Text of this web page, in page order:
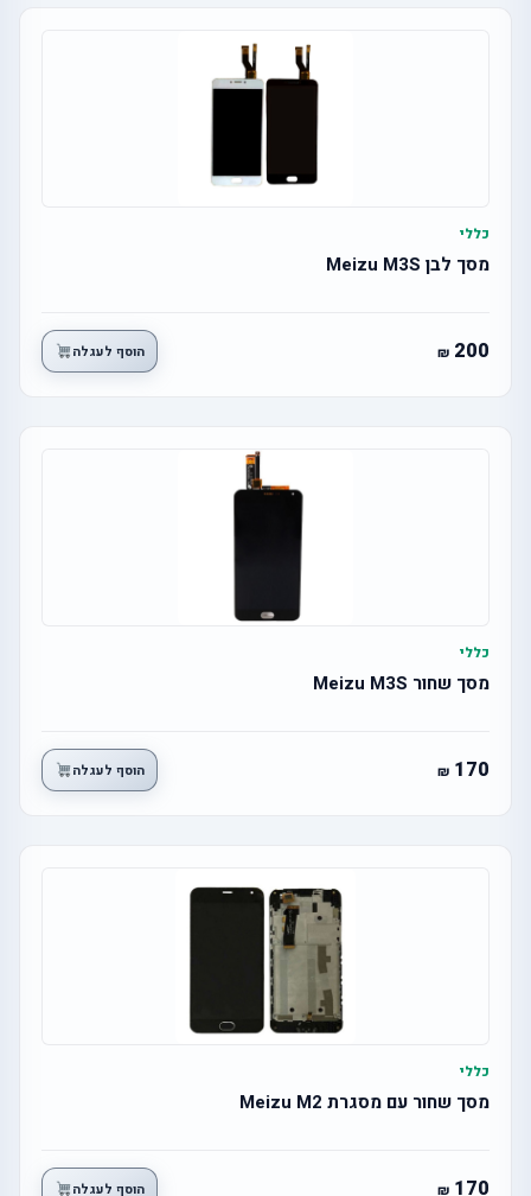
כללי
מסך לבן Meizu M3S
200 הוסף לעגלה
כללי
מסך שחור Meizu M3S
170 הוסף לעגלה
כללי
מסך שחור עם מסגרת Meizu M2
170 הוסף לעגלה